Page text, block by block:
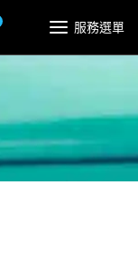
服務選單